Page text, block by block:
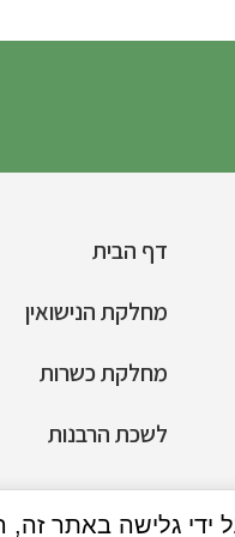
דף הבית
מחלקת הנישואין
מחלקת כשרות
לשכת הרבנות
הצהרת נגישות